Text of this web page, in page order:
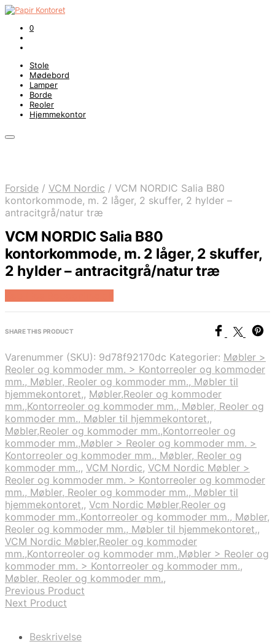
0
Stole
Mødebord
Lamper
Borde
Reoler
Hjemmekontor
Forside / VCM Nordic / VCM NORDIC Salia B80
kontorkommode, m. 2 låger, 2 skuffer, 2 hylder –
antracitgrå/natur træ
VCM NORDIC Salia B80
kontorkommode, m. 2 låger, 2 skuffer,
2 hylder – antracitgrå/natur træ
SHARE THIS PRODUCT
Varenummer (SKU): 9d78f92170dc Kategorier: Møbler >
Reoler og kommoder mm. > Kontorreoler og kommoder
mm., Møbler, Reoler og kommoder mm., Møbler til
hjemmekontoret,, Møbler,Reoler og kommoder
mm.,Kontorreoler og kommoder mm., Møbler, Reoler og
kommoder mm., Møbler til hjemmekontoret,,
Møbler,Reoler og kommoder mm.,Kontorreoler og
kommoder mm.,Møbler > Reoler og kommoder mm. >
Kontorreoler og kommoder mm., Møbler, Reoler og
kommoder mm.,, VCM Nordic, VCM Nordic Møbler >
Reoler og kommoder mm. > Kontorreoler og kommoder
mm., Møbler, Reoler og kommoder mm., Møbler til
hjemmekontoret,, Vcm Nordic Møbler,Reoler og
kommoder mm.,Kontorreoler og kommoder mm., Møbler,
Reoler og kommoder mm., Møbler til hjemmekontoret,,
VCM Nordic Møbler,Reoler og kommoder
mm.,Kontorreoler og kommoder mm.,Møbler > Reoler og
kommoder mm. > Kontorreoler og kommoder mm.,
Møbler, Reoler og kommoder mm.,
Previous Product
Next Product
Beskrivelse